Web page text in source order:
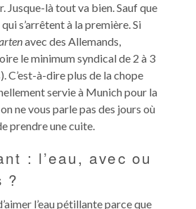
Jusque-là tout va bien. Sauf que
s’arrêtent à la première. Si
avec des Allemands,
le minimum syndical de 2 à 3
C’est-à-dire plus de la chope
servie à Munich pour la
ne vous parle pas des jours où
prendre une cuite.
: l’eau, avec ou
?
l’eau pétillante parce que